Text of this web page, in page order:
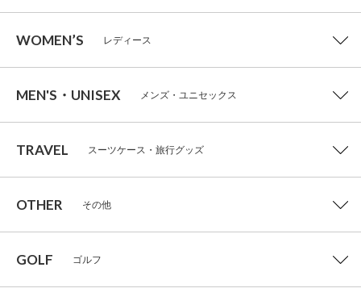
WOMEN’S レディース
MEN'S・UNISEX メンズ・ユニセックス
TRAVEL スーツケース・旅行グッズ
OTHER その他
GOLF ゴルフ